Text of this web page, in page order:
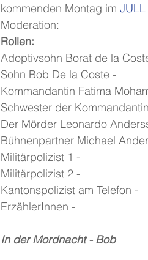
kommenden Montag im JULL
Moderation:
Rollen:
Adoptivsohn Borat de la
Sohn Bob De la Coste -
Kommandantin Fatima
Schwester der
Der Mörder Leonardo
Bühnenpartner Michael
Militärpolizist 1 -
Militärpolizist 2 -
Kantonspolizist am Telefon -
ErzählerInnen -
In der Mordnacht - Bob